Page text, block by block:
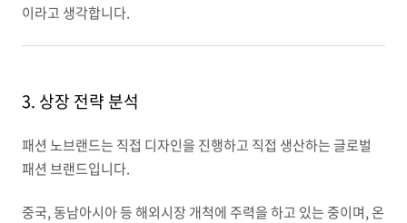
이라고 생각합니다.
3. 상장 전략 분석
패션 노브랜드는 직접 디자인을 진행하고 직접 생산하는 글로벌
패션 브랜드입니다.
중국, 동남아시아 등 해외시장 개척에 주력을 하고 있는 중이며, 온